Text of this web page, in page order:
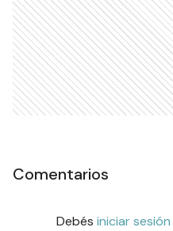
Comentarios
Debés iniciar sesión